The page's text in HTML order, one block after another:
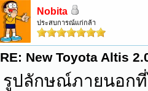
Nobita
ประสบการณ์แก่กล้า
RE: New Toyota Altis
รูปลักษณ์ภายนอกที่